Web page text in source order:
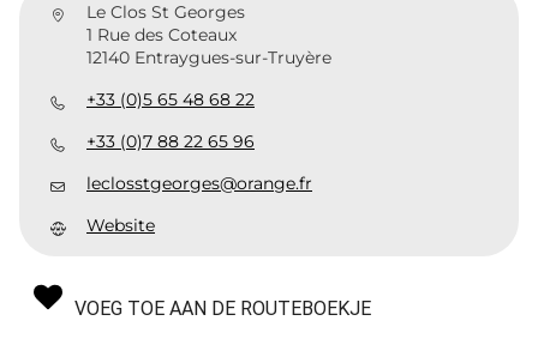
Le Clos St Georges
1 Rue des Coteaux
12140 Entraygues-sur-Truyère
+33 (0)5 65 48 68 22
+33 (0)7 88 22 65 96
leclosstgeorges@orange.fr
Website
VOEG TOE AAN DE ROUTEBOEKJE